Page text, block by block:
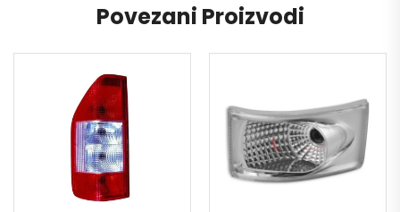
Povezani Proizvodi